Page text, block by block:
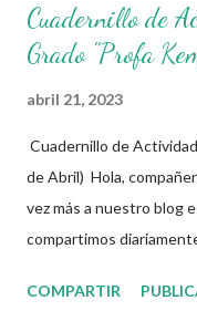
Cuadernillo de
Grado "Profa
abril 21, 2023
Cuadernillo de
de Abril) Hola,
vez más a nuestro blog
compartimos
cuadernillo de
COMPARTIR